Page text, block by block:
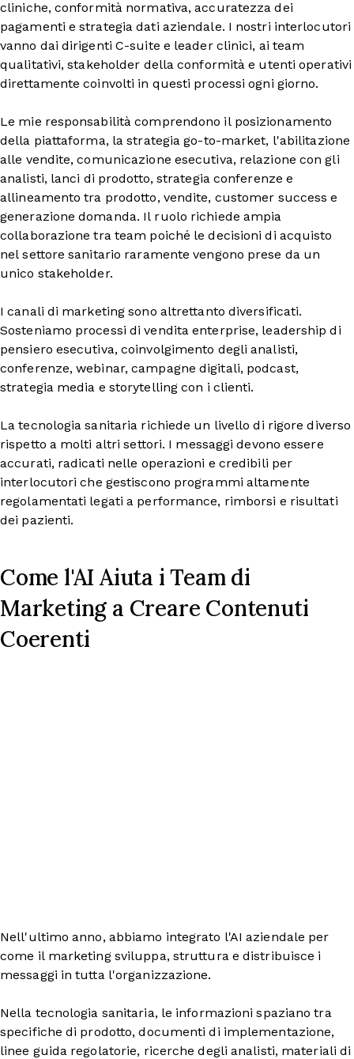
cliniche, conformità normativa, accuratezza dei
pagamenti e strategia dati aziendale. I nostri interlocutori
vanno dai dirigenti C-suite e leader clinici, ai team
qualitativi, stakeholder della conformità e utenti operativi
direttamente coinvolti in questi processi ogni giorno.
Le mie responsabilità comprendono il posizionamento
della piattaforma, la strategia go-to-market, l'abilitazione
alle vendite, comunicazione esecutiva, relazione con gli
analisti, lanci di prodotto, strategia conferenze e
allineamento tra prodotto, vendite, customer success e
generazione domanda. Il ruolo richiede ampia
collaborazione tra team poiché le decisioni di acquisto
nel settore sanitario raramente vengono prese da un
unico stakeholder.
I canali di marketing sono altrettanto diversificati.
Sosteniamo processi di vendita enterprise, leadership di
pensiero esecutiva, coinvolgimento degli analisti,
conferenze, webinar, campagne digitali, podcast,
strategia media e storytelling con i clienti.
La tecnologia sanitaria richiede un livello di rigore diverso
rispetto a molti altri settori. I messaggi devono essere
accurati, radicati nelle operazioni e credibili per
interlocutori che gestiscono programmi altamente
regolamentati legati a performance, rimborsi e risultati
dei pazienti.
Come l'AI Aiuta i Team di
Marketing a Creare Contenuti
Coerenti
Nell'ultimo anno, abbiamo integrato l'AI aziendale per
come il marketing sviluppa, struttura e distribuisce i
messaggi in tutta l'organizzazione.
Nella tecnologia sanitaria, le informazioni spaziano tra
specifiche di prodotto, documenti di implementazione,
linee guida regolatorie, ricerche degli analisti, materiali di